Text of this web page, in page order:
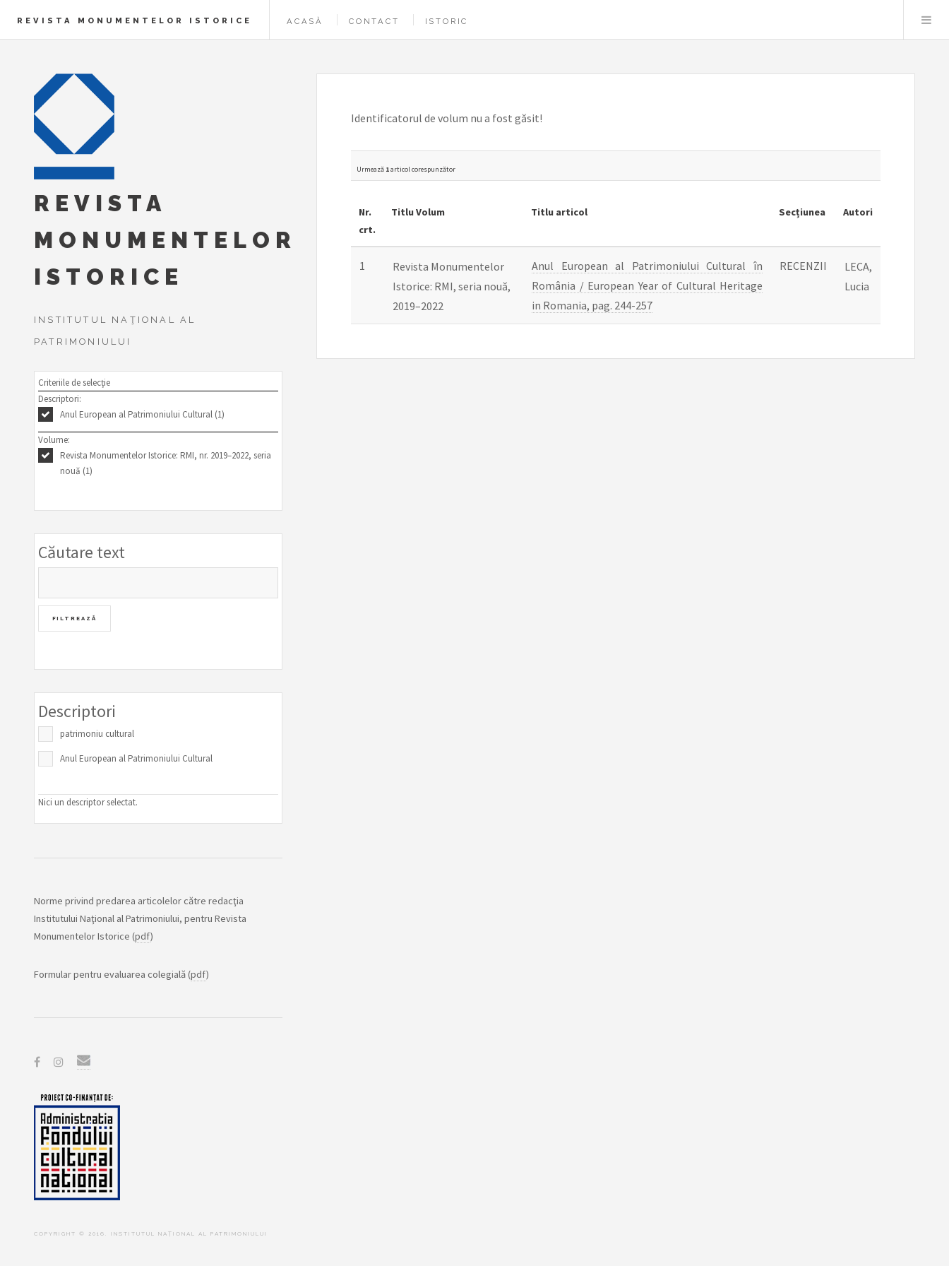
REVISTA MONUMENTELOR ISTORICE ACASĂ CONTACT ISTORIC
Identificatorul de volum nu a fost găsit!
Urmează 1articol corespunzător
Nr.
crt.
Titlu Volum Titlu articol Secțiunea Autori
1
Revista Monumentelor
Istorice: RMI, seria nouă,
2019–2022
Anul European al Patrimoniului Cultural în
România / European Year of Cultural Heritage
in Romania, pag. 244-257
RECENZII
LECA,
Lucia
REVISTA
MONUMENTELOR
ISTORICE
INSTITUTUL NAŢIONAL AL
PATRIMONIULUI
Criteriile de selecţie
Descriptori:
Anul European al Patrimoniului Cultural (1)
Volume:
Revista Monumentelor Istorice: RMI, nr. 2019–2022, seria
nouă (1)
Căutare text
Descriptori
patrimoniu cultural
Anul European al Patrimoniului Cultural
Nici un descriptor selectat.
Norme privind predarea articolelor către redacţia
Institutului Naţional al Patrimoniului, pentru Revista
Monumentelor Istorice (pdf)
Formular pentru evaluarea colegială (pdf)
COPYRIGHT © 2016. INSTITUTUL NAȚIONAL AL PATRIMONIULUI